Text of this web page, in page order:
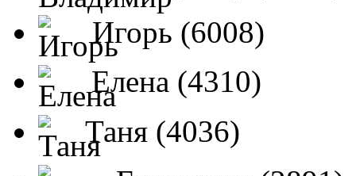
Игорь (6008)
Елена (4310)
Таня (4036)